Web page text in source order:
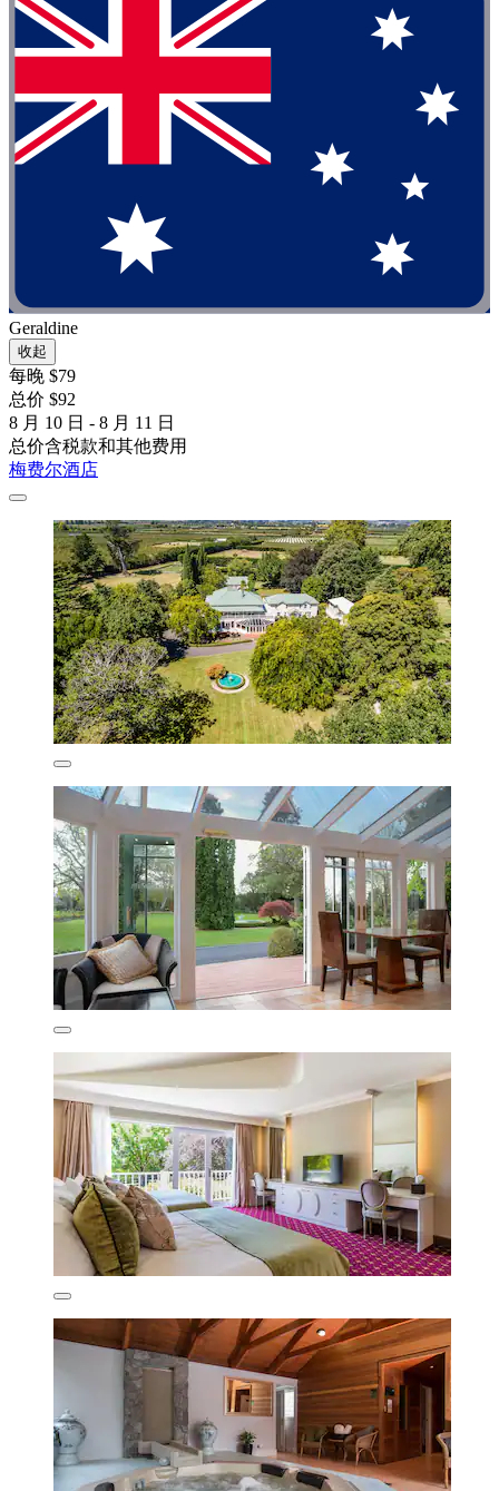
Geraldine
收起
每晚 $79
总价 $92
8 月 10 日 - 8 月 11 日
总价含税款和其他费用
梅费尔酒店